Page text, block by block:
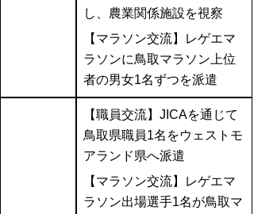
し、農業関係施設を視察
【マラソン交流】レゲエマ
ラソンに鳥取マラソン上位
者の男女1名ずつを派遣
【職員交流】JICAを通じて
鳥取県職員1名をウェストモ
アランド県へ派遣
【マラソン交流】レゲエマ
ラソン出場選手1名が鳥取マ